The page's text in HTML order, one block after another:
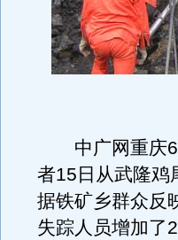
中广网重庆6
者15日从武隆鸡
据铁矿乡群众反
失踪人员增加了